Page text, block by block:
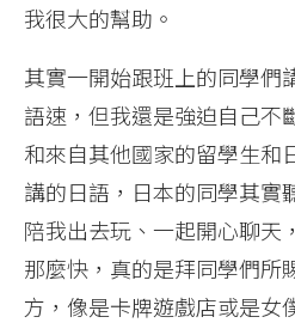
我很大的幫助。
其實一開始跟班上的同學們
語速，但我還是強迫自己不
和來自其他國家的留學生和
講的日語，日本的同學其實
陪我出去玩、一起開心聊天
那麼快，真的是拜同學們所
方，像是卡牌遊戲店或是女